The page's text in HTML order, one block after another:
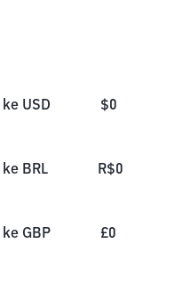
ke USD $0
ke BRL R$0
ke GBP £0